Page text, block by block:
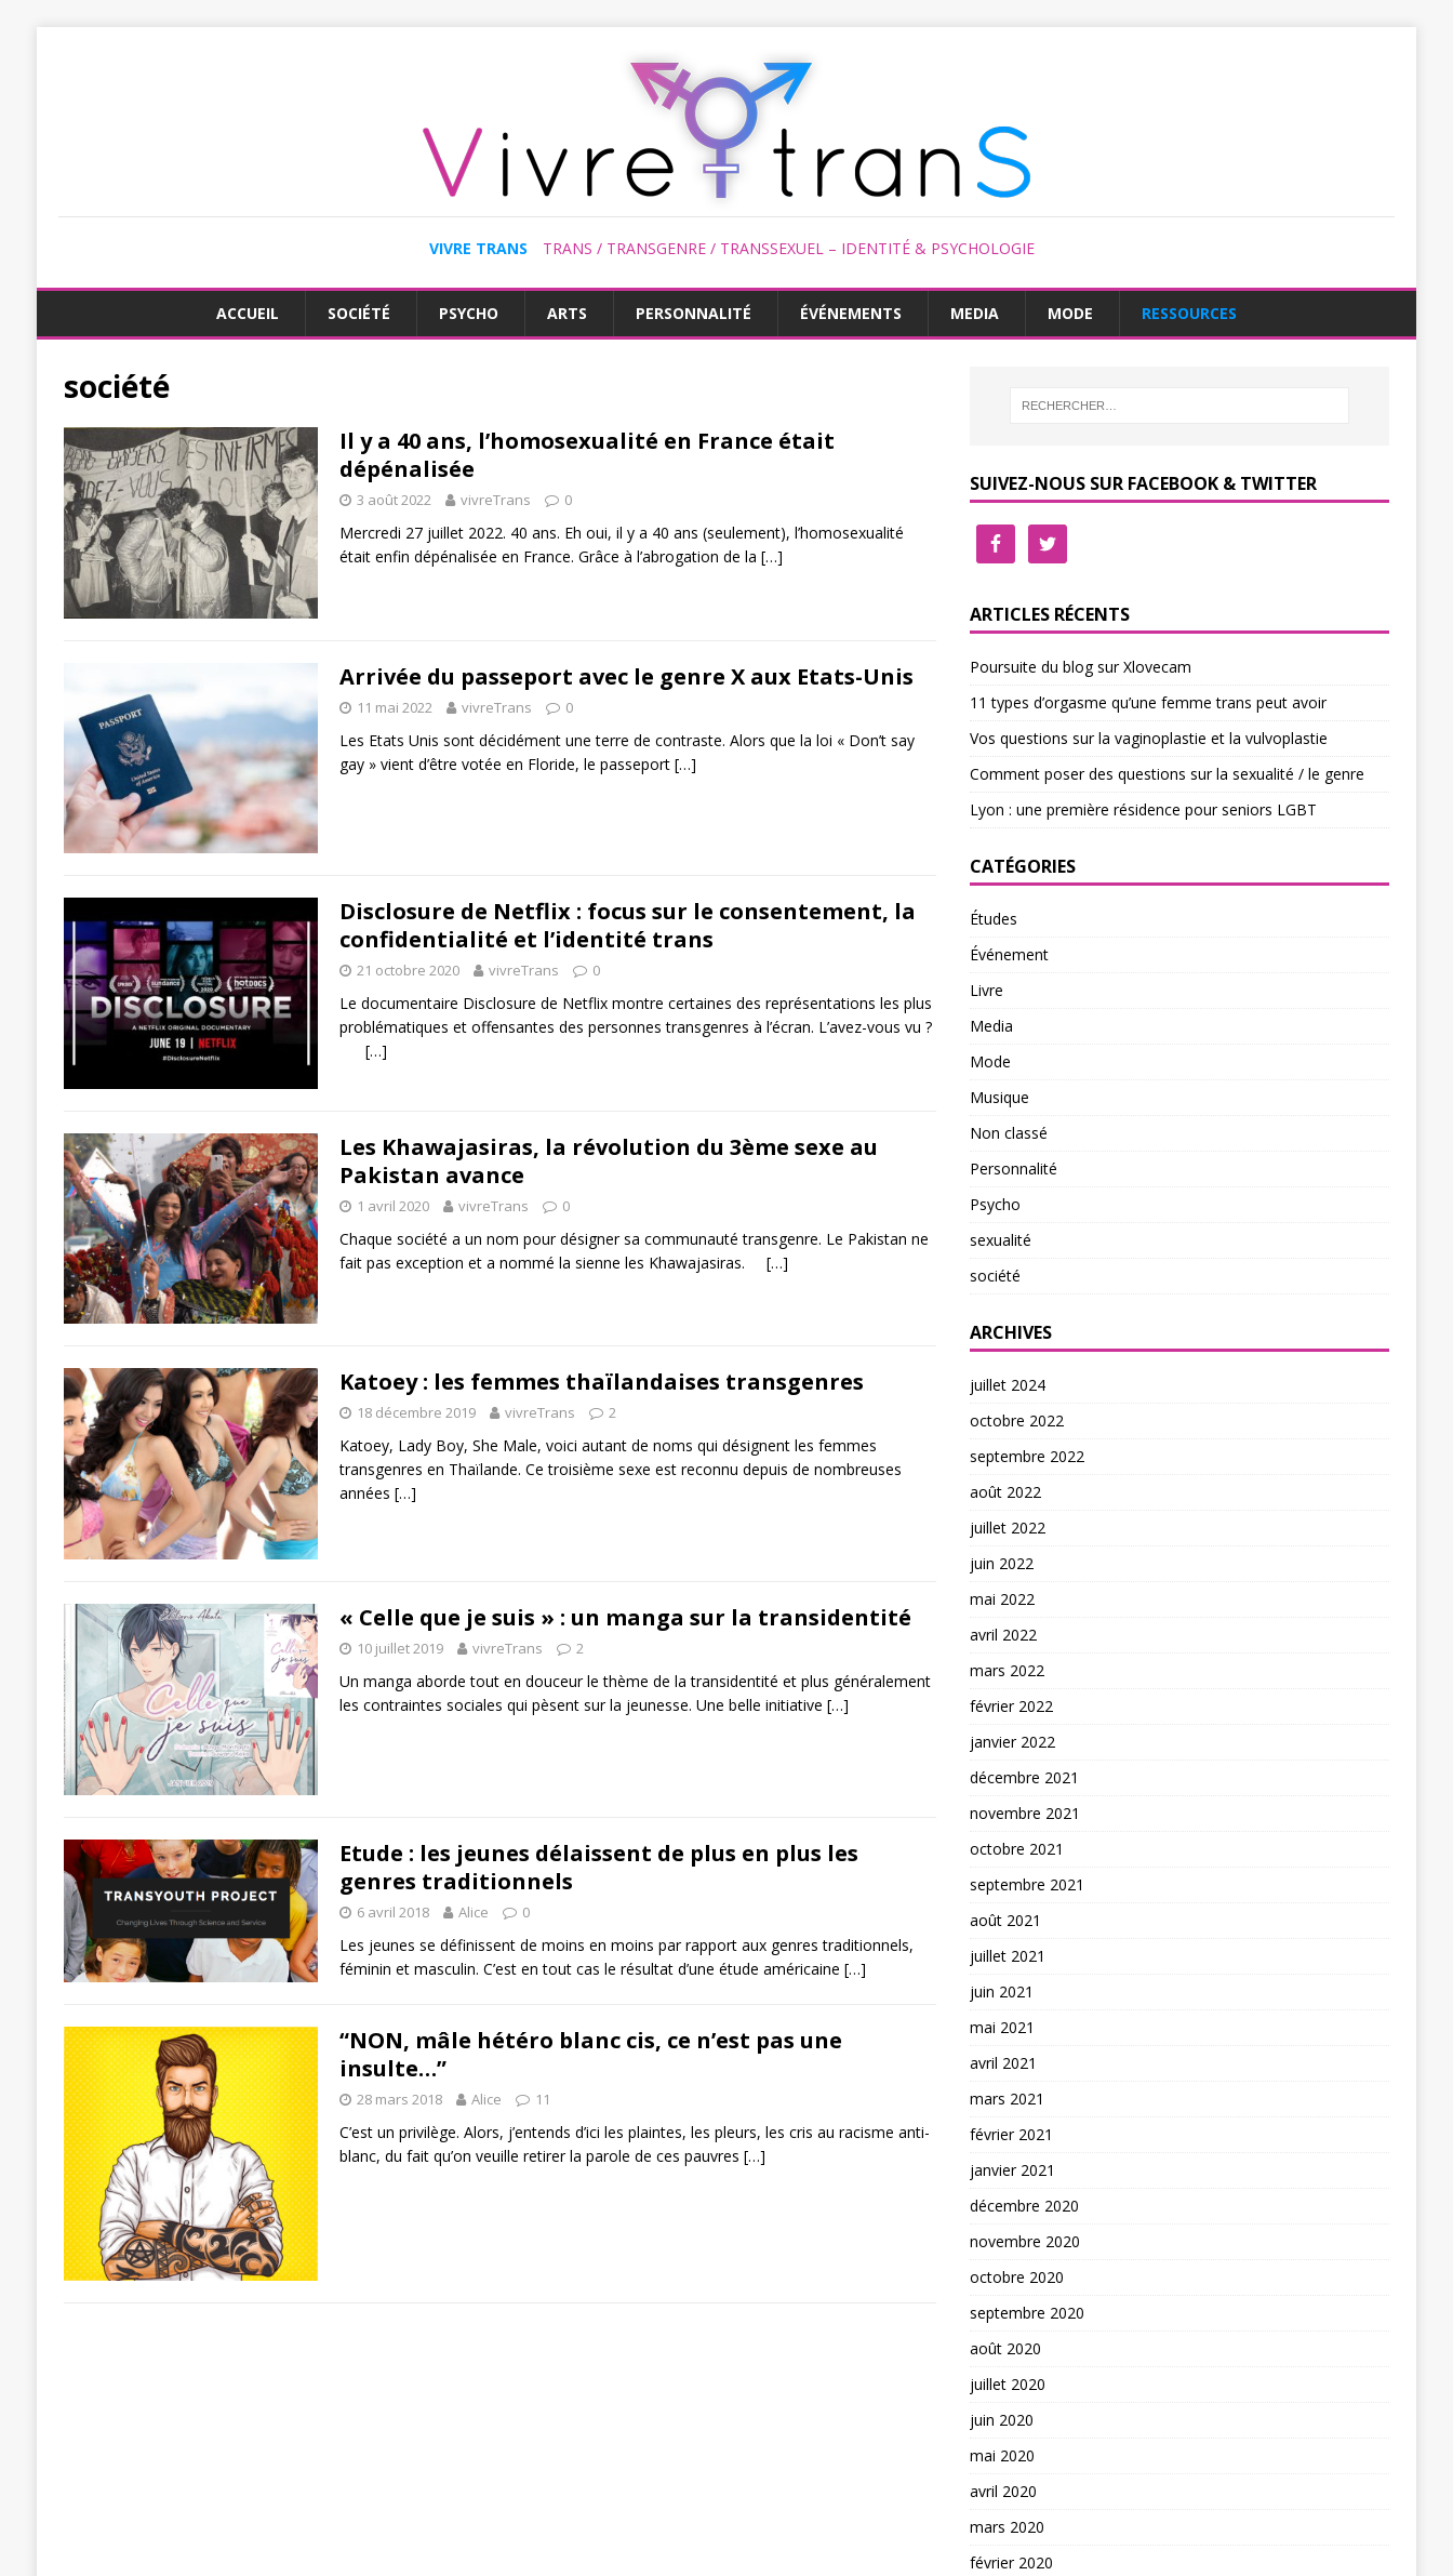
VIVRE TRANS TRANS / TRANSGENRE / TRANSSEXUEL – IDENTITÉ & PSYCHOLOGIE
ACCUEIL SOCIÉTÉ PSYCHO ARTS PERSONNALITÉ ÉVÉNEMENTS MEDIA MODE RESSOURCES
société
Il y a 40 ans, l’homosexualité en France était
dépénalisée
3 août 2022 vivreTrans 0
Mercredi 27 juillet 2022. 40 ans. Eh oui, il y a 40 ans (seulement), l’homosexualité
était enfin dépénalisée en France. Grâce à l’abrogation de la […]
Arrivée du passeport avec le genre X aux Etats-Unis
11 mai 2022 vivreTrans 0
Les Etats Unis sont décidément une terre de contraste. Alors que la loi « Don’t say
gay » vient d’être votée en Floride, le passeport […]
Disclosure de Netflix : focus sur le consentement, la
confidentialité et l’identité trans
21 octobre 2020 vivreTrans 0
Le documentaire Disclosure de Netflix montre certaines des représentations les plus
problématiques et offensantes des personnes transgenres à l’écran. L’avez-vous vu ?
[…]
Les Khawajasiras, la révolution du 3ème sexe au
Pakistan avance
1 avril 2020 vivreTrans 0
Chaque société a un nom pour désigner sa communauté transgenre. Le Pakistan ne
fait pas exception et a nommé la sienne les Khawajasiras. […]
Katoey : les femmes thaïlandaises transgenres
18 décembre 2019 vivreTrans 2
Katoey, Lady Boy, She Male, voici autant de noms qui désignent les femmes
transgenres en Thaïlande. Ce troisième sexe est reconnu depuis de nombreuses
années […]
« Celle que je suis » : un manga sur la transidentité
10 juillet 2019 vivreTrans 2
Un manga aborde tout en douceur le thème de la transidentité et plus généralement
les contraintes sociales qui pèsent sur la jeunesse. Une belle initiative […]
Etude : les jeunes délaissent de plus en plus les
genres traditionnels
6 avril 2018 Alice 0
Les jeunes se définissent de moins en moins par rapport aux genres traditionnels,
féminin et masculin. C’est en tout cas le résultat d’une étude américaine […]
“NON, mâle hétéro blanc cis, ce n’est pas une
insulte…”
28 mars 2018 Alice 11
C’est un privilège. Alors, j’entends d’ici les plaintes, les pleurs, les cris au racisme anti-
blanc, du fait qu’on veuille retirer la parole de ces pauvres […]
SUIVEZ-NOUS SUR FACEBOOK & TWITTER
ARTICLES RÉCENTS
Poursuite du blog sur Xlovecam
11 types d’orgasme qu’une femme trans peut avoir
Vos questions sur la vaginoplastie et la vulvoplastie
Comment poser des questions sur la sexualité / le genre
Lyon : une première résidence pour seniors LGBT
CATÉGORIES
Études
Événement
Livre
Media
Mode
Musique
Non classé
Personnalité
Psycho
sexualité
société
ARCHIVES
juillet 2024
octobre 2022
septembre 2022
août 2022
juillet 2022
juin 2022
mai 2022
avril 2022
mars 2022
février 2022
janvier 2022
décembre 2021
novembre 2021
octobre 2021
septembre 2021
août 2021
juillet 2021
juin 2021
mai 2021
avril 2021
mars 2021
février 2021
janvier 2021
décembre 2020
novembre 2020
octobre 2020
septembre 2020
août 2020
juillet 2020
juin 2020
mai 2020
avril 2020
mars 2020
février 2020